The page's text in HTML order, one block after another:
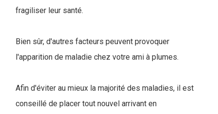
fragiliser leur santé.
Bien sûr, d'autres facteurs peuvent provoquer
l'apparition de maladie chez votre ami à plumes.
Afin d'éviter au mieux la majorité des maladies, il est
conseillé de placer tout nouvel arrivant en